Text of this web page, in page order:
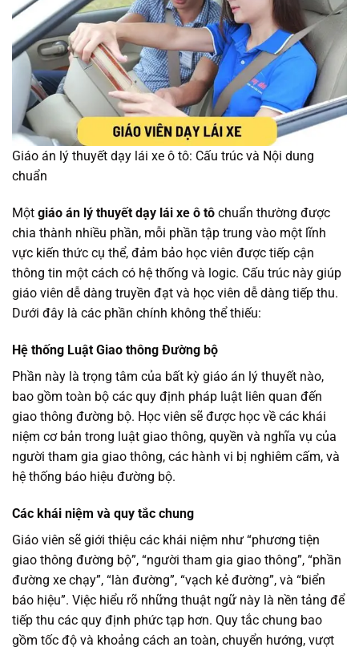
Giáo án lý thuyết dạy lái xe ô tô: Cấu trúc và Nội dung
chuẩn
Một giáo án lý thuyết dạy lái xe ô tô chuẩn thường được
chia thành nhiều phần, mỗi phần tập trung vào một lĩnh
vực kiến thức cụ thể, đảm bảo học viên được tiếp cận
thông tin một cách có hệ thống và logic. Cấu trúc này giúp
giáo viên dễ dàng truyền đạt và học viên dễ dàng tiếp thu.
Dưới đây là các phần chính không thể thiếu:
Hệ thống Luật Giao thông Đường bộ
Phần này là trọng tâm của bất kỳ giáo án lý thuyết nào,
bao gồm toàn bộ các quy định pháp luật liên quan đến
giao thông đường bộ. Học viên sẽ được học về các khái
niệm cơ bản trong luật giao thông, quyền và nghĩa vụ của
người tham gia giao thông, các hành vi bị nghiêm cấm, và
hệ thống báo hiệu đường bộ.
Các khái niệm và quy tắc chung
Giáo viên sẽ giới thiệu các khái niệm như “phương tiện
giao thông đường bộ”, “người tham gia giao thông”, “phần
đường xe chạy”, “làn đường”, “vạch kẻ đường”, và “biển
báo hiệu”. Việc hiểu rõ những thuật ngữ này là nền tảng để
tiếp thu các quy định phức tạp hơn. Quy tắc chung bao
gồm tốc độ và khoảng cách an toàn, chuyển hướng, vượt